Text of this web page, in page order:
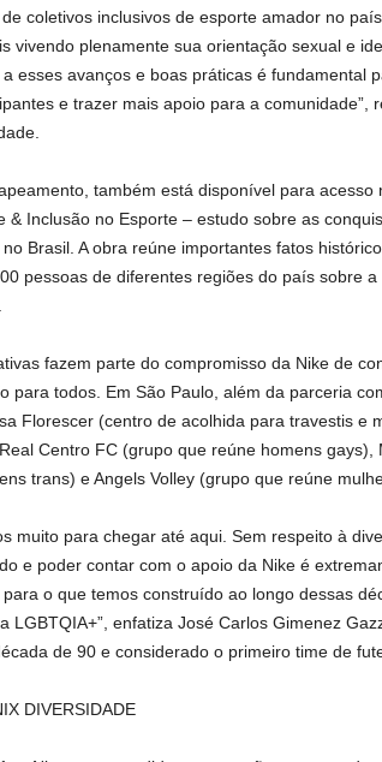
coletivos inclusivos de esporte amador no
vivendo plenamente sua orientação sexual e
esses avanços e boas práticas é fundamental
e trazer mais apoio para a comunidade”,
também está disponível para
& Inclusão no Esporte – estudo sobre as
no Brasil. A obra reúne importantes fatos
pessoas de diferentes regiões do país sobre
fazem parte do compromisso da Nike de
para todos. Em São Paulo, além da parceria
Florescer (centro de acolhida para travestis e
Centro FC (grupo que reúne homens gays),
trans) e Angels Volley (grupo que reúne
muito para chegar até aqui. Sem respeito à
e poder contar com o apoio da Nike é
o que temos construído ao longo dessas
LGBTQIA+”, enfatiza José Carlos Gimenez
de 90 e considerado o primeiro time de
DIVERSIDADE